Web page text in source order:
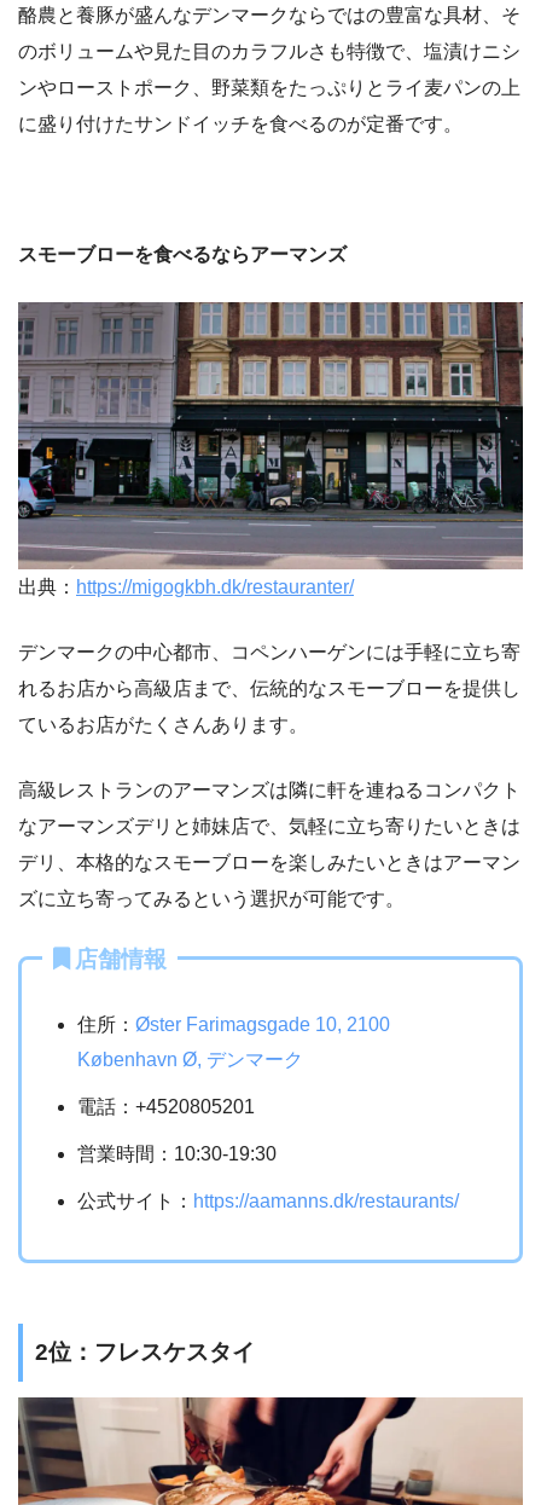
酪農と養豚が盛んなデンマークならではの豊富な具材、そ
のボリュームや見た目のカラフルさも特徴で、塩漬けニシ
ンやローストポーク、野菜類をたっぷりとライ麦パンの上
に盛り付けたサンドイッチを食べるのが定番です。
スモーブローを食べるならアーマンズ
出典： https://migogkbh.dk/restauranter/
デンマークの中心都市、コペンハーゲンには手軽に立ち寄
れるお店から高級店まで、伝統的なスモーブローを提供し
ているお店がたくさんあります。
高級レストランのアーマンズは隣に軒を連ねるコンパクト
なアーマンズデリと姉妹店で、気軽に立ち寄りたいときは
デリ、本格的なスモーブローを楽しみたいときはアーマン
ズに立ち寄ってみるという選択が可能です。
店舗情報
住所：Øster Farimagsgade 10, 2100
København Ø, デンマーク
電話：+4520805201
営業時間：10:30-19:30
公式サイト： https://aamanns.dk/restaurants/
2位：フレスケスタイ